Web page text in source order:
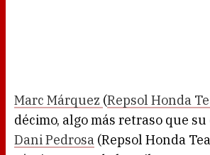
Marc Márquez (Repsol Honda
décimo, algo más retraso que
Dani Pedrosa (Repsol Honda